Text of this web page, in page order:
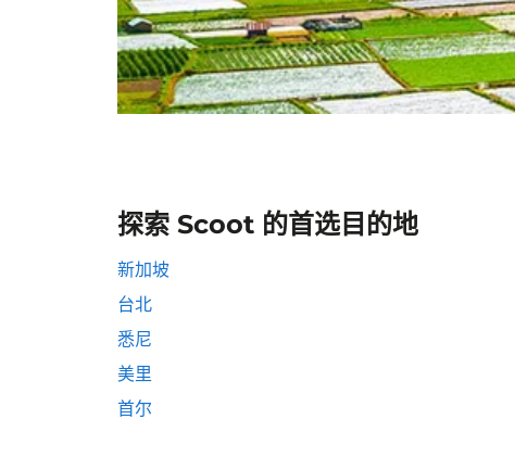
探索 Scoot 的首选目的地
新加坡
台北
悉尼
美里
首尔